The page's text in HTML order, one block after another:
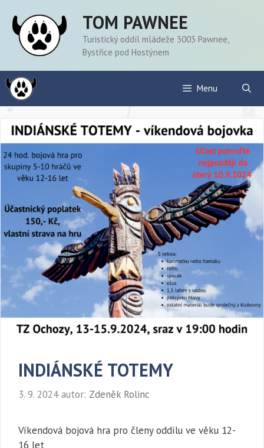
obsah
TOM PAWNEE
Turistický oddíl mládeže 3003 Pawnee,
Bystřice pod Hostýnem
Menu
INDIÁNSKÉ TOTEMY
3. 9. 2024 autor: Zdeněk Rolinc
Víkendová bojová hra pro členy oddílu ve věku 12-
16 let